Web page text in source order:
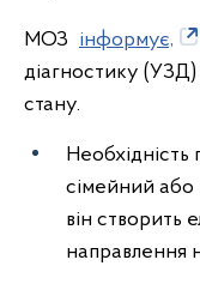
МОЗ інформує,
діагностику
стану.
сімейний або
він створить
направлення